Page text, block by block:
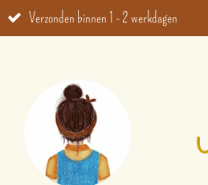
Verzonden binnen 1 - 2 werkdagen